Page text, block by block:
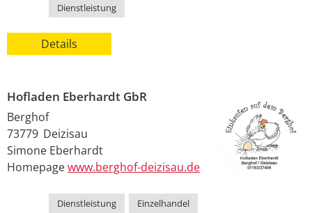
Dienstleistung
Details
Hofladen Eberhardt GbR
Berghof
73779 Deizisau
Simone Eberhardt
Homepagewww.berghof-deizisau.de
Dienstleistung Einzelhandel